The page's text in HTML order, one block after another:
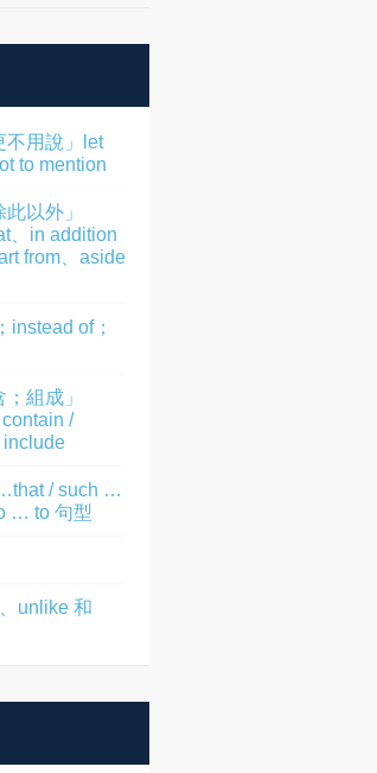
不用說」let
to mention
以外」
、in addition
from、aside
instead of；
組成」
/
include
/ such …
… to 句型
unlike 和